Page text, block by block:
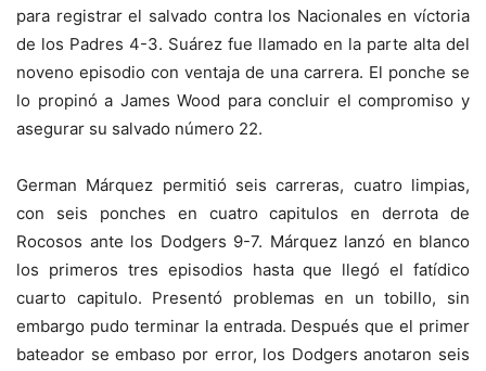
para registrar el salvado contra los Nacionales en víctoria
de los Padres 4-3. Suárez fue llamado en la parte alta del
noveno episodio con ventaja de una carrera. El ponche se
lo propinó a James Wood para concluir el compromiso y
asegurar su salvado número 22.
German Márquez permitió seis carreras, cuatro limpias,
con seis ponches en cuatro capitulos en derrota de
Rocosos ante los Dodgers 9-7. Márquez lanzó en blanco
los primeros tres episodios hasta que llegó el fatídico
cuarto capitulo. Presentó problemas en un tobillo, sin
embargo pudo terminar la entrada. Después que el primer
bateador se embaso por error, los Dodgers anotaron seis